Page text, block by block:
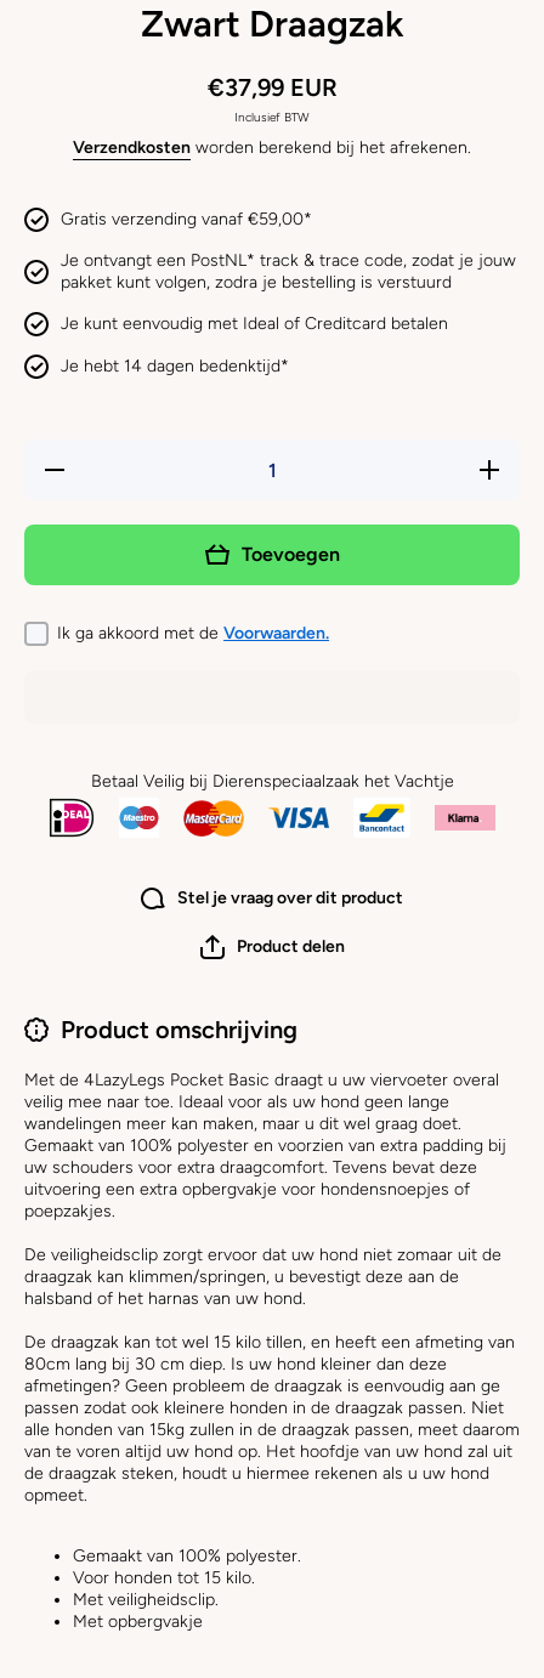
Zwart Draagzak
€37,99 EUR
Inclusief BTW
Verzendkosten worden berekend bij het afrekenen.
Gratis verzending vanaf €59,00*
Je ontvangt een PostNL* track & trace code, zodat je jouw
pakket kunt volgen, zodra je bestelling is verstuurd
Je kunt eenvoudig met Ideal of Creditcard betalen
Je hebt 14 dagen bedenktijd*
Hoeveelheid
Verhoog
-
Toevoegen
Ik ga akkoord met de Voorwaarden.
Betaal Veilig bij Dierenspeciaalzaak het Vachtje
Stel je vraag over dit product
Product delen
Product omschrijving
Met de 4LazyLegs Pocket Basic draagt u uw viervoeter overal
veilig mee naar toe. Ideaal voor als uw hond geen lange
wandelingen meer kan maken, maar u dit wel graag doet.
Gemaakt van 100% polyester en voorzien van extra padding bij
uw schouders voor extra draagcomfort. Tevens bevat deze
uitvoering een extra opbergvakje voor hondensnoepjes of
poepzakjes.
De veiligheidsclip zorgt ervoor dat uw hond niet zomaar uit de
draagzak kan klimmen/springen, u bevestigt deze aan de
halsband of het harnas van uw hond.
De draagzak kan tot wel 15 kilo tillen, en heeft een afmeting van
80cm lang bij 30 cm diep. Is uw hond kleiner dan deze
afmetingen? Geen probleem de draagzak is eenvoudig aan ge
passen zodat ook kleinere honden in de draagzak passen. Niet
alle honden van 15kg zullen in de draagzak passen, meet daarom
van te voren altijd uw hond op. Het hoofdje van uw hond zal uit
de draagzak steken, houdt u hiermee rekenen als u uw hond
opmeet.
Gemaakt van 100% polyester.
Voor honden tot 15 kilo.
Met veiligheidsclip.
Met opbergvakje